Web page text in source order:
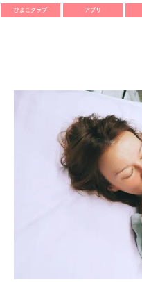
ひよこクラブ アプリ